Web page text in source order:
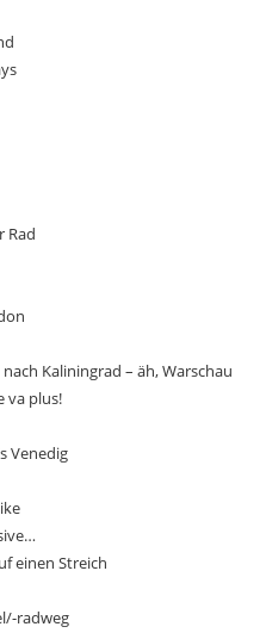
Rad
Kaliningrad – äh, Warschau
va plus!
Venedig
einen Streich
radweg